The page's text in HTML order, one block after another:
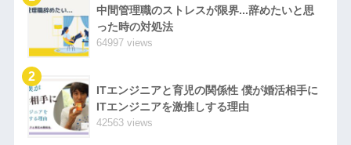
中間管理職のストレスが限界...辞めたいと思
った時の対処法
64997 views
2
ITエンジニアと育児の関係性 僕が婚活相手に
ITエンジニアを激推しする理由
42563 views